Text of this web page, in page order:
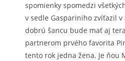
spomienky spomedzi
v sedle Gaspariniho zvíťazil v
dobrú šancu bude mať aj
partnerom prvého favorita
tento rok jedna žena. Je ňou